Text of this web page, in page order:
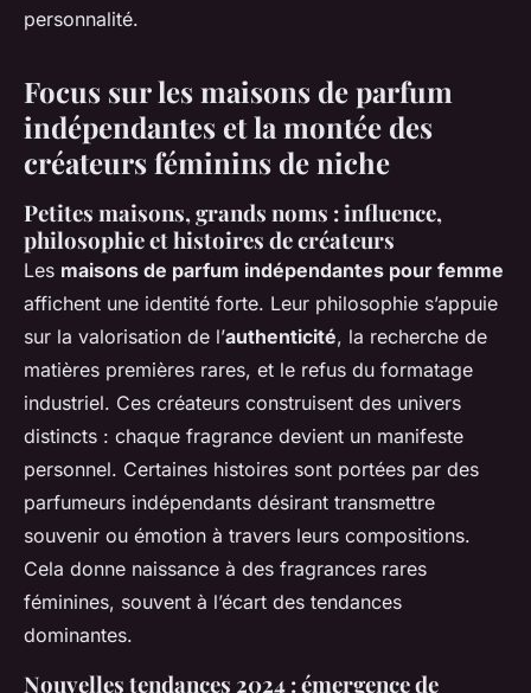
personnalité.
Focus sur les maisons de parfum
indépendantes et la montée des
créateurs féminins de niche
Petites maisons, grands noms : influence,
philosophie et histoires de créateurs
Les maisons de parfum indépendantes pour femme
affichent une identité forte. Leur philosophie s’appuie
sur la valorisation de l’authenticité, la recherche de
matières premières rares, et le refus du formatage
industriel. Ces créateurs construisent des univers
distincts : chaque fragrance devient un manifeste
personnel. Certaines histoires sont portées par des
parfumeurs indépendants désirant transmettre
souvenir ou émotion à travers leurs compositions.
Cela donne naissance à des fragrances rares
féminines, souvent à l’écart des tendances
dominantes.
Nouvelles tendances 2024 : émergence de